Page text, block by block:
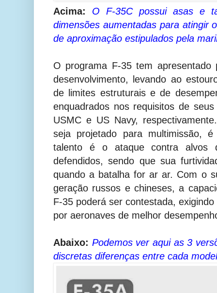
Acima:
O F-35C possui asas e
dimensões aumentadas para atingir
de aproximação estipulados pela
O programa F-35 tem apresentado
desenvolvimento, levando ao
de limites estruturais e de
enquadrados nos requisitos de
USMC e US Navy,
seja projetado para multimissão,
talento é o ataque contra alvos
defendidos, sendo que sua
quando a batalha for ar ar. Com o
geração russos e chineses, a
F-35 poderá ser contestada,
por aeronaves de melhor
Abaixo: Podemos ver aqui as 3
discretas diferenças entre cada